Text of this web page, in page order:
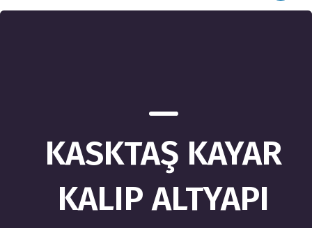
KASKTAŞ KAYAR
KALIP ALTYAPI